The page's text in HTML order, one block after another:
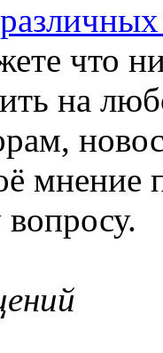
что
на